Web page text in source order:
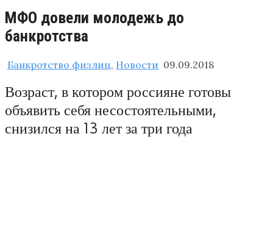
МФО довели молодежь до
банкротства
Банкротство физлиц, Новости 09.09.2018
Возраст, в котором россияне готовы
объявить себя несостоятельными,
снизился на 13 лет за три года